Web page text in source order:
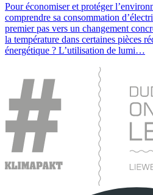
Pour économiser et protéger
comprendre sa consommation
premier pas vers un changement
la température dans certaines pièces
énergétique ? L’utilisation de lumi…